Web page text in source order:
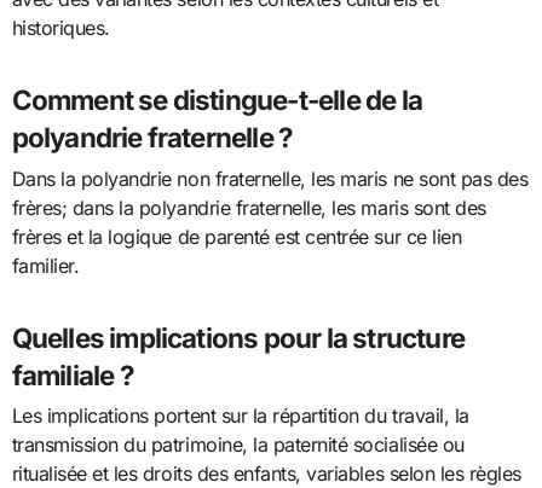
historiques.
Comment se distingue-t-elle de la
polyandrie fraternelle ?
Dans la polyandrie non fraternelle, les maris ne sont pas des
frères; dans la polyandrie fraternelle, les maris sont des
frères et la logique de parenté est centrée sur ce lien
familier.
Quelles implications pour la structure
familiale ?
Les implications portent sur la répartition du travail, la
transmission du patrimoine, la paternité socialisée ou
ritualisée et les droits des enfants, variables selon les règles